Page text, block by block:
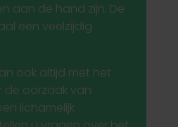
aan de hand zijn. De
een veelzijdig
ook altijd met het
de oorzaak van
lichamelijk